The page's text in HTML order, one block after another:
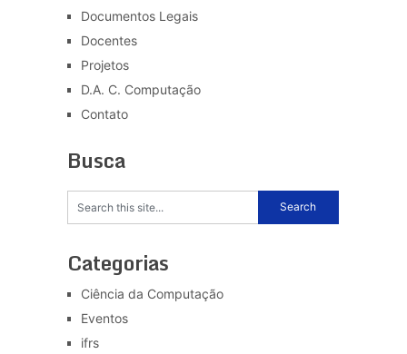
Documentos Legais
Docentes
Projetos
D.A. C. Computação
Contato
Busca
Categorias
Ciência da Computação
Eventos
ifrs